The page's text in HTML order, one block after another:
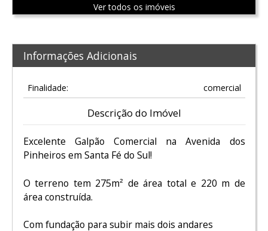
Ver todos os imóveis
Informações Adicionais
Finalidade: comercial
Descrição do Imóvel
Excelente Galpão Comercial na Avenida dos
Pinheiros em Santa Fé do Sul!
O terreno tem 275m² de área total e 220 m de
área construída.
Com fundação para subir mais dois andares